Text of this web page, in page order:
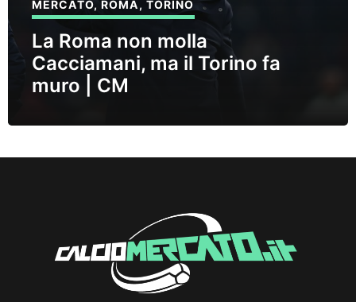
MERCATO,ROMA, TORINO
La Roma non molla
Cacciamani, ma il Torino fa
muro | CM